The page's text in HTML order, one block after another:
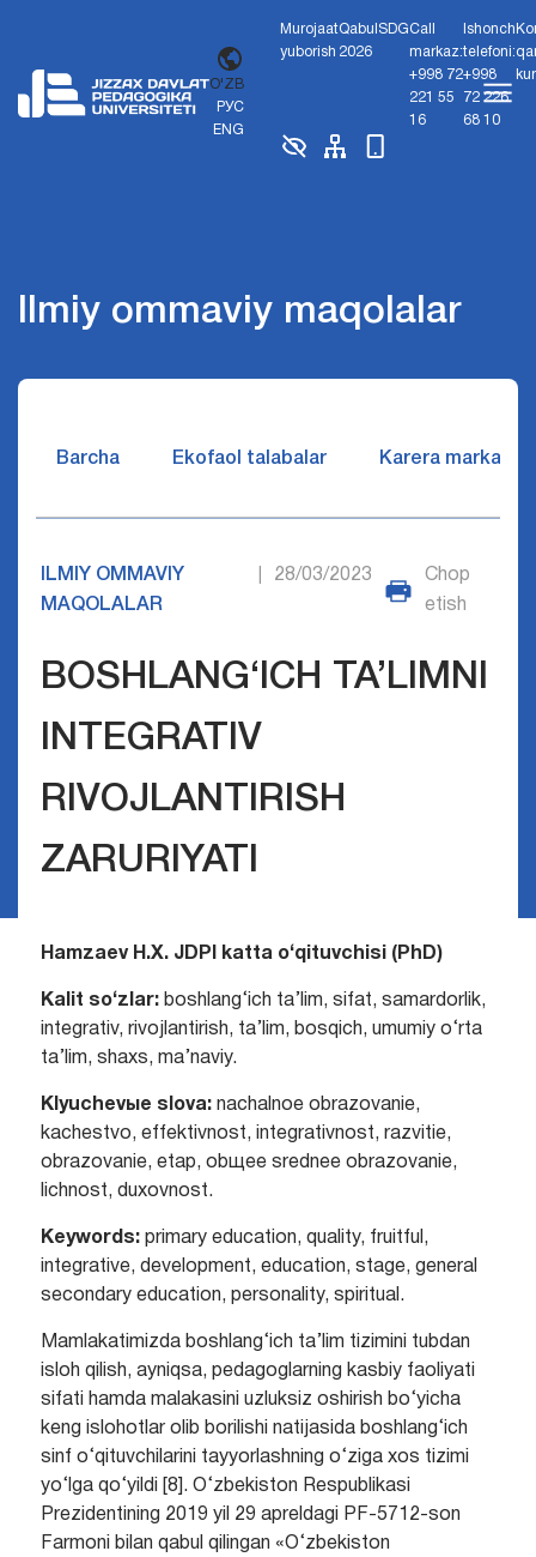
O'ZB
РУС
ENG
Murojaat
yuborish
Qabul
2026
SDGCall
markaz:
+998 72
221 55
16
Ishonch
telefoni:
+998
72 226
68 10
Ilmiy ommaviy maqolalar
Barcha Ekofaol talabalar Karera markazi
ILMIY OMMAVIY
MAQOLALAR
28/03/2023
Chop
etish
BOSHLANG‘ICH TA’LIMNI
INTEGRATIV
RIVOJLANTIRISH
ZARURIYATI
Hamzaev H.X. JDPI katta o‘qituvchisi (PhD)
Kalit so‘zlar:boshlang‘ich ta’lim, sifat, samardorlik,
integrativ, rivojlantirish, ta’lim, bosqich, umumiy o‘rta
ta’lim, shaxs, ma’naviy.
Klyuchevыe slova:nachalnoe obrazovanie,
kachestvo, effektivnost, integrativnost, razvitie,
obrazovanie, etap, obщee srednee obrazovanie,
lichnost, duxovnost.
Keywords:primary education, quality, fruitful,
integrative, development, education, stage, general
secondary education, personality, spiritual.
Mamlakatimizda boshlang‘ich ta’lim tizimini tubdan
isloh qilish, ayniqsa, pedagoglarning kasbiy faoliyati
sifati hamda malakasini uzluksiz oshirish bo‘yicha
keng islohotlar olib borilishi natijasida boshlang‘ich
sinf o‘qituvchilarini tayyorlashning o‘ziga xos tizimi
yo‘lga qo‘yildi [8]. O‘zbekiston Respublikasi
Prezidentining 2019 yil 29 apreldagi PF-5712-son
Farmoni bilan qabul qilingan «O‘zbekiston